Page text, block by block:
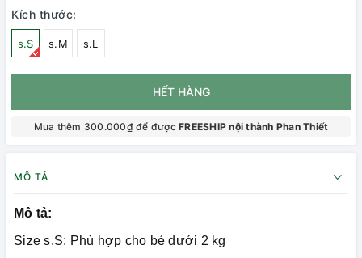
Kích thước:
s.S s.M s.L
HẾT HÀNG
Mua thêm 300.000₫ để đượcFREESHIP nội thành Phan Thiết
MÔ TẢ
Mô tả:
Size s.S: Phù hợp cho bé dưới 2 kg